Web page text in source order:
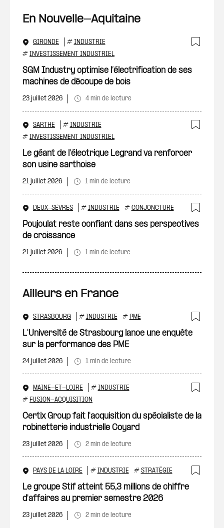
En Nouvelle-Aquitaine
GIRONDE # INDUSTRIE
# INVESTISSEMENT INDUSTRIEL
SGM Industry optimise l’électrification de ses
machines de découpe de bois
23 juillet 2026 4 min de lecture
SARTHE # INDUSTRIE
# INVESTISSEMENT INDUSTRIEL
Le géant de l'électrique Legrand va renforcer
son usine sarthoise
21 juillet 2026 1 min de lecture
DEUX-SÈVRES # INDUSTRIE # CONJONCTURE
Poujoulat reste confiant dans ses perspectives
de croissance
21 juillet 2026 1 min de lecture
Ailleurs en France
STRASBOURG # INDUSTRIE # PME
L'Université de Strasbourg lance une enquête
sur la performance des PME
24 juillet 2026 1 min de lecture
MAINE-ET-LOIRE # INDUSTRIE
# FUSION-ACQUISITION
Certix Group fait l'acquisition du spécialiste de la
robinetterie industrielle Coyard
23 juillet 2026 2 min de lecture
PAYS DE LA LOIRE # INDUSTRIE # STRATÉGIE
Le groupe Stif atteint 55,3 millions de chiffre
d'affaires au premier semestre 2026
23 juillet 2026 2 min de lecture